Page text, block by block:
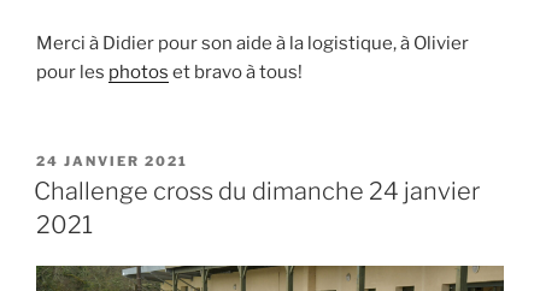
Merci à Didier pour son aide à la logistique, à Olivier
pour les photos et bravo à tous!
PUBLIÉ
LE
24 JANVIER 2021
Challenge cross du dimanche 24 janvier
2021